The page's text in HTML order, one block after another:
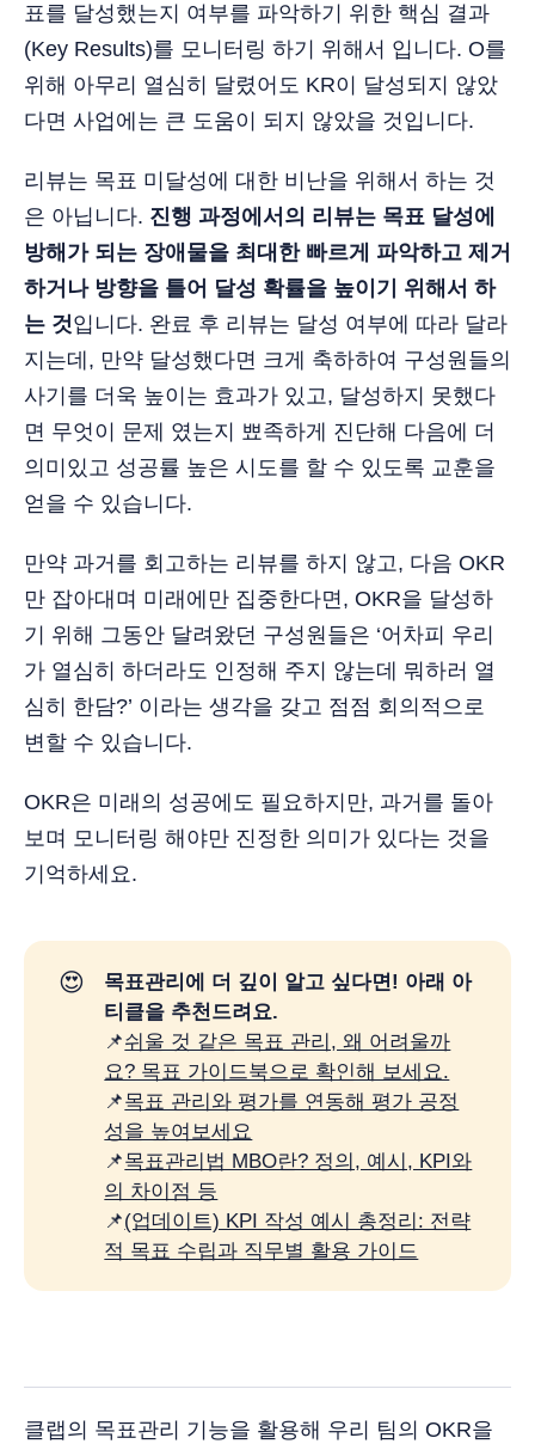
표를 달성했는지 여부를 파악하기 위한 핵심 결과
(Key Results)를 모니터링 하기 위해서 입니다. O를
위해 아무리 열심히 달렸어도 KR이 달성되지 않았
다면 사업에는 큰 도움이 되지 않았을 것입니다.
리뷰는 목표 미달성에 대한 비난을 위해서 하는 것
은 아닙니다. 진행 과정에서의 리뷰는 목표 달성에
방해가 되는 장애물을 최대한 빠르게 파악하고 제거
하거나 방향을 틀어 달성 확률을 높이기 위해서 하
는 것입니다. 완료 후 리뷰는 달성 여부에 따라 달라
지는데, 만약 달성했다면 크게 축하하여 구성원들의
사기를 더욱 높이는 효과가 있고, 달성하지 못했다
면 무엇이 문제 였는지 뾰족하게 진단해 다음에 더
의미있고 성공률 높은 시도를 할 수 있도록 교훈을
얻을 수 있습니다.
만약 과거를 회고하는 리뷰를 하지 않고, 다음 OKR
만 잡아대며 미래에만 집중한다면, OKR을 달성하
기 위해 그동안 달려왔던 구성원들은 ‘어차피 우리
가 열심히 하더라도 인정해 주지 않는데 뭐하러 열
심히 한담?’ 이라는 생각을 갖고 점점 회의적으로
변할 수 있습니다.
OKR은 미래의 성공에도 필요하지만, 과거를 돌아
보며 모니터링 해야만 진정한 의미가 있다는 것을
기억하세요.
😍
목표관리에 더 깊이 알고 싶다면! 아래 아
티클을 추천드려요.
📌쉬울 것 같은 목표 관리, 왜 어려울까
요? 목표 가이드북으로 확인해 보세요.
📌목표 관리와 평가를 연동해 평가 공정
성을 높여보세요
📌목표관리법 MBO란? 정의, 예시, KPI와
의 차이점 등
📌(업데이트) KPI 작성 예시 총정리: 전략
적 목표 수립과 직무별 활용 가이드
클랩의 목표관리 기능을 활용해 우리 팀의 OKR을